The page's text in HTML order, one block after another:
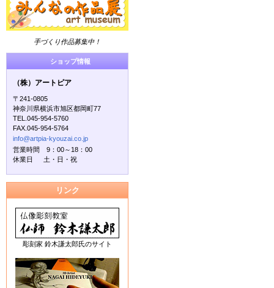
手づくり作品募集中！
ショップ情報
（株）アートピア
〒241-0805
神奈川県横浜市旭区都岡町77
TEL.045-954-5760
FAX.045-954-5764
info@artpia-kyouzai.co.jp
営業時間 9：00～18：00
休業日 土・日・祝
リンク
彫刻家 鈴木謙太郎氏のサイト